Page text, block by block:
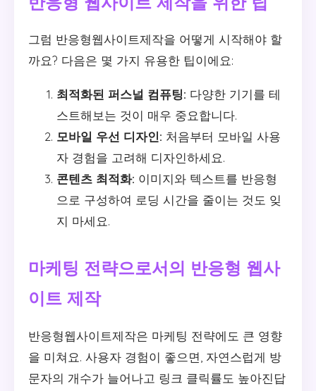
그럼 반응형웹사이트제작을 어떻게 시작해야 할
까요? 다음은 몇 가지 유용한 팁이에요:
최적화된 퍼스널 컴퓨팅: 다양한 기기를 테
스트해보는 것이 매우 중요합니다.
모바일 우선 디자인: 처음부터 모바일 사용
자 경험을 고려해 디자인하세요.
콘텐츠 최적화: 이미지와 텍스트를 반응형
으로 구성하여 로딩 시간을 줄이는 것도 잊
지 마세요.
마케팅 전략으로서의 반응형 웹사
이트 제작
반응형웹사이트제작은 마케팅 전략에도 큰 영향
을 미쳐요. 사용자 경험이 좋으면, 자연스럽게 방
문자의 개수가 늘어나고 링크 클릭률도 높아진답